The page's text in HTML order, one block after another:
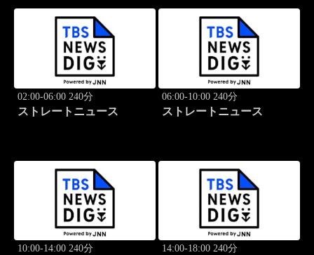
02:00-06:00 240分
ストレートニュース
06:00-10:00 240分
ストレートニュース
10:00-14:00 240分 14:00-18:00 240分